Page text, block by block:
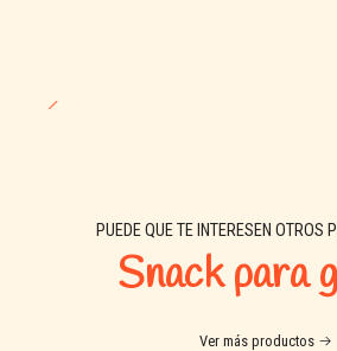
PUEDE QUE TE INTERESEN OTROS
Snack para
Ver más productos